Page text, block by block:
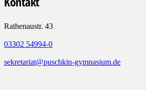
Rathenaustr. 43
03302 54994-0
sekretariat@puschkin-gymnasium.de